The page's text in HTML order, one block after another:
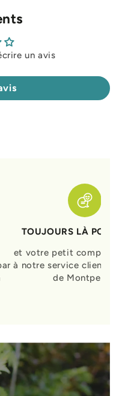
un avis
TOUJOURS LÀ
et votre petit
à notre service clients
de Montpellier